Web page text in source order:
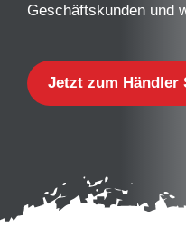
Geschäftskunden und
Jetzt zum Händler